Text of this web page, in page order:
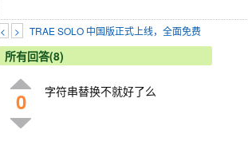
< > TRAE SOLO 中国版正式上线，全面免费
所有回答(8)
0 字符串替换不就好了么